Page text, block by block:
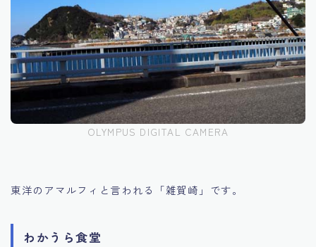
OLYMPUS DIGITAL CAMERA
東洋のアマルフィと言われる「雑賀崎」です。
わかうら食堂